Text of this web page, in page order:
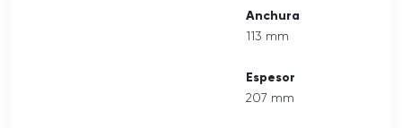
Anchura
113 mm
Espesor
207 mm